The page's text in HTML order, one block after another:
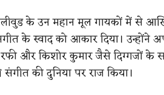
के उन महान मूल गायकों में से
के स्वाद को आकार दिया।
और किशोर कुमार जैसे दिग्गजों के
की दुनिया पर राज किया।